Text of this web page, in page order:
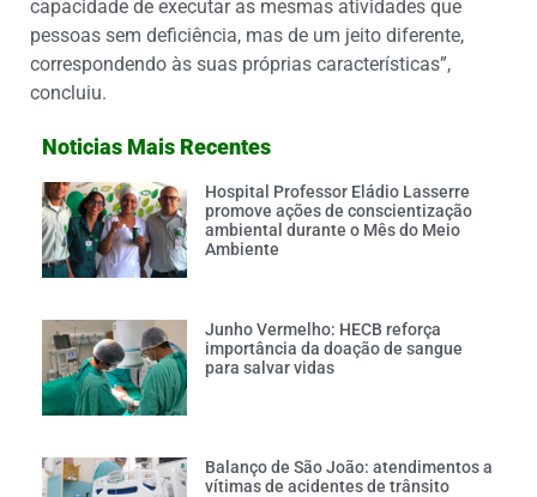
capacidade de executar as mesmas atividades que
pessoas sem deficiência, mas de um jeito diferente,
correspondendo às suas próprias características”,
concluiu.
Noticias Mais Recentes
Hospital Professor Eládio Lasserre
promove ações de conscientização
ambiental durante o Mês do Meio
Ambiente
Junho Vermelho: HECB reforça
importância da doação de sangue
para salvar vidas
Balanço de São João: atendimentos a
vítimas de acidentes de trânsito